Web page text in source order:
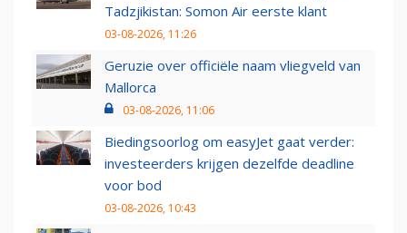
Tadzjikistan: Somon Air eerste klant
03-08-2026, 11:26
Geruzie over officiële naam vliegveld van
Mallorca
03-08-2026, 11:06
Biedingsoorlog om easyJet gaat verder:
investeerders krijgen dezelfde deadline
voor bod
03-08-2026, 10:43